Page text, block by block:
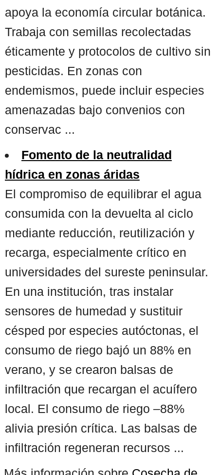
apoya la economía circular botánica.
Trabaja con semillas recolectadas
éticamente y protocolos de cultivo sin
pesticidas. En zonas con
endemismos, puede incluir especies
amenazadas bajo convenios con
conservac ...
Fomento de la neutralidad
hídrica en zonas áridas
El compromiso de equilibrar el agua
consumida con la devuelta al ciclo
mediante reducción, reutilización y
recarga, especialmente crítico en
universidades del sureste peninsular.
En una institución, tras instalar
sensores de humedad y sustituir
césped por especies autóctonas, el
consumo de riego bajó un 88% en
verano, y se crearon balsas de
infiltración que recargan el acuífero
local. El consumo de riego –88%
alivia presión crítica. Las balsas de
infiltración regeneran recursos ...